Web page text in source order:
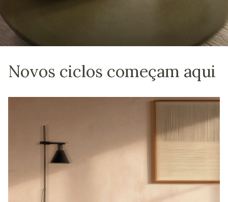
Novos ciclos começam aqui